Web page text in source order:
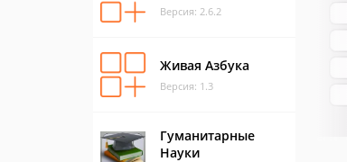
Версия: 2.6.2
Живая Азбука
Версия: 1.3
Гуманитарные
Науки